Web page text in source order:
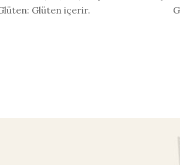
Glüten içerir.